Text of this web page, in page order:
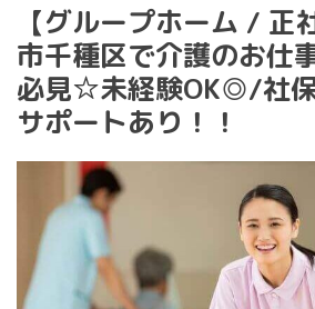
【グループホーム / 正
市千種区で介護のお仕
必見☆未経験OK◎/社
サポートあり！！